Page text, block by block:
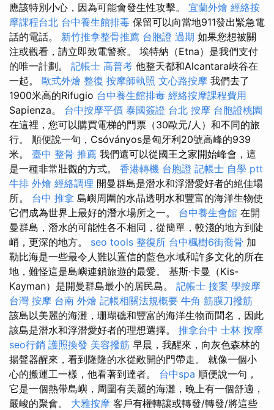
應該特別小心，因為可能會發生性攻擊。 宜蘭外燴 經絡按
摩課程台北 台中養生館排毒 保留可以向當地911發出緊急電
話的電話。 新竹推拿整骨推薦 台胞證 過期 如果您想被關
注或觀看，請立即致電警察。 埃特納（Etna）是我們支付
的唯一計劃。 記帳士 高普考 他整天都和Alcantara峽谷在
一起。 歐式外燴 整復 按摩師執照 文心路按摩 我們去了
1900米高的Rifugio 台中養生館排毒 經絡按摩課程費用
Sapienza。 台中按摩平價 泰國簽證 台北 按摩 台胞證桃園
在這裡，您可以購買電梯的門票（30歐元/人）和不同的旅
行。 順便說一句，Csóványos是匈牙利20號高峰的939
米。 臺中 整骨 推薦 我們還可以從國王之家開始峰會，這
是一種非常壯觀的方式。 香港轉機 台胞證 記帳士 自學 ptt
牛排 外燴 經絡調理 開曼群島是潛水和浮潛愛好者的絕佳場
所。 台中 推拿 島嶼周圍的水晶透明水和豐富的海洋生物使
它們成為世界上最好的潛水場所之一。 台中養生會館 在開
曼群島，潛水的可能性各不相同，從簡單，較淺的地方到陡
峭，更深的地方。 seo tools 整復所 台中楓樹6街喬骨 加
勒比海是一些最令人難以置信的藍色水域和許多文化的所在
地，難怪這是島嶼連鎖旅遊的最愛。 基斯·卡曼（Kis-
Kayman）是開曼群島最小的居民島。 記帳士 接案 學按摩
台灣 按摩 台南 外燴 記帳相關法規概要 牛角 筋膜刀撥筋
該島以美麗的海灘，珊瑚礁和豐富的海洋生物而聞名，因此
該島是潛水和浮潛愛好者的理想選擇。 推拿台中 士林 按摩
seo行銷 護照換發 美容撥筋 早晨，我醒來，向灰色森林的
揚聲器醒來，看到隆隆的水從敞開的門帶走。 就像一個小
心的搬運工一樣，他看著到達者。 台中spa 順便說一句，
它是一個熱帶島嶼，周圍有美麗的海灘，晚上有一個舒適，
嚴峻的聚會。 大雅按摩 客戶有權轉讓或轉發/轉發/將這些